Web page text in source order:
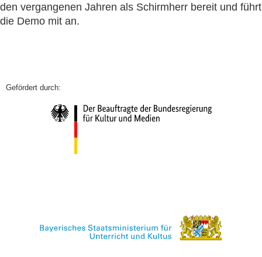
den vergangenen Jahren als Schirmherr bereit und führt
die Demo mit an.